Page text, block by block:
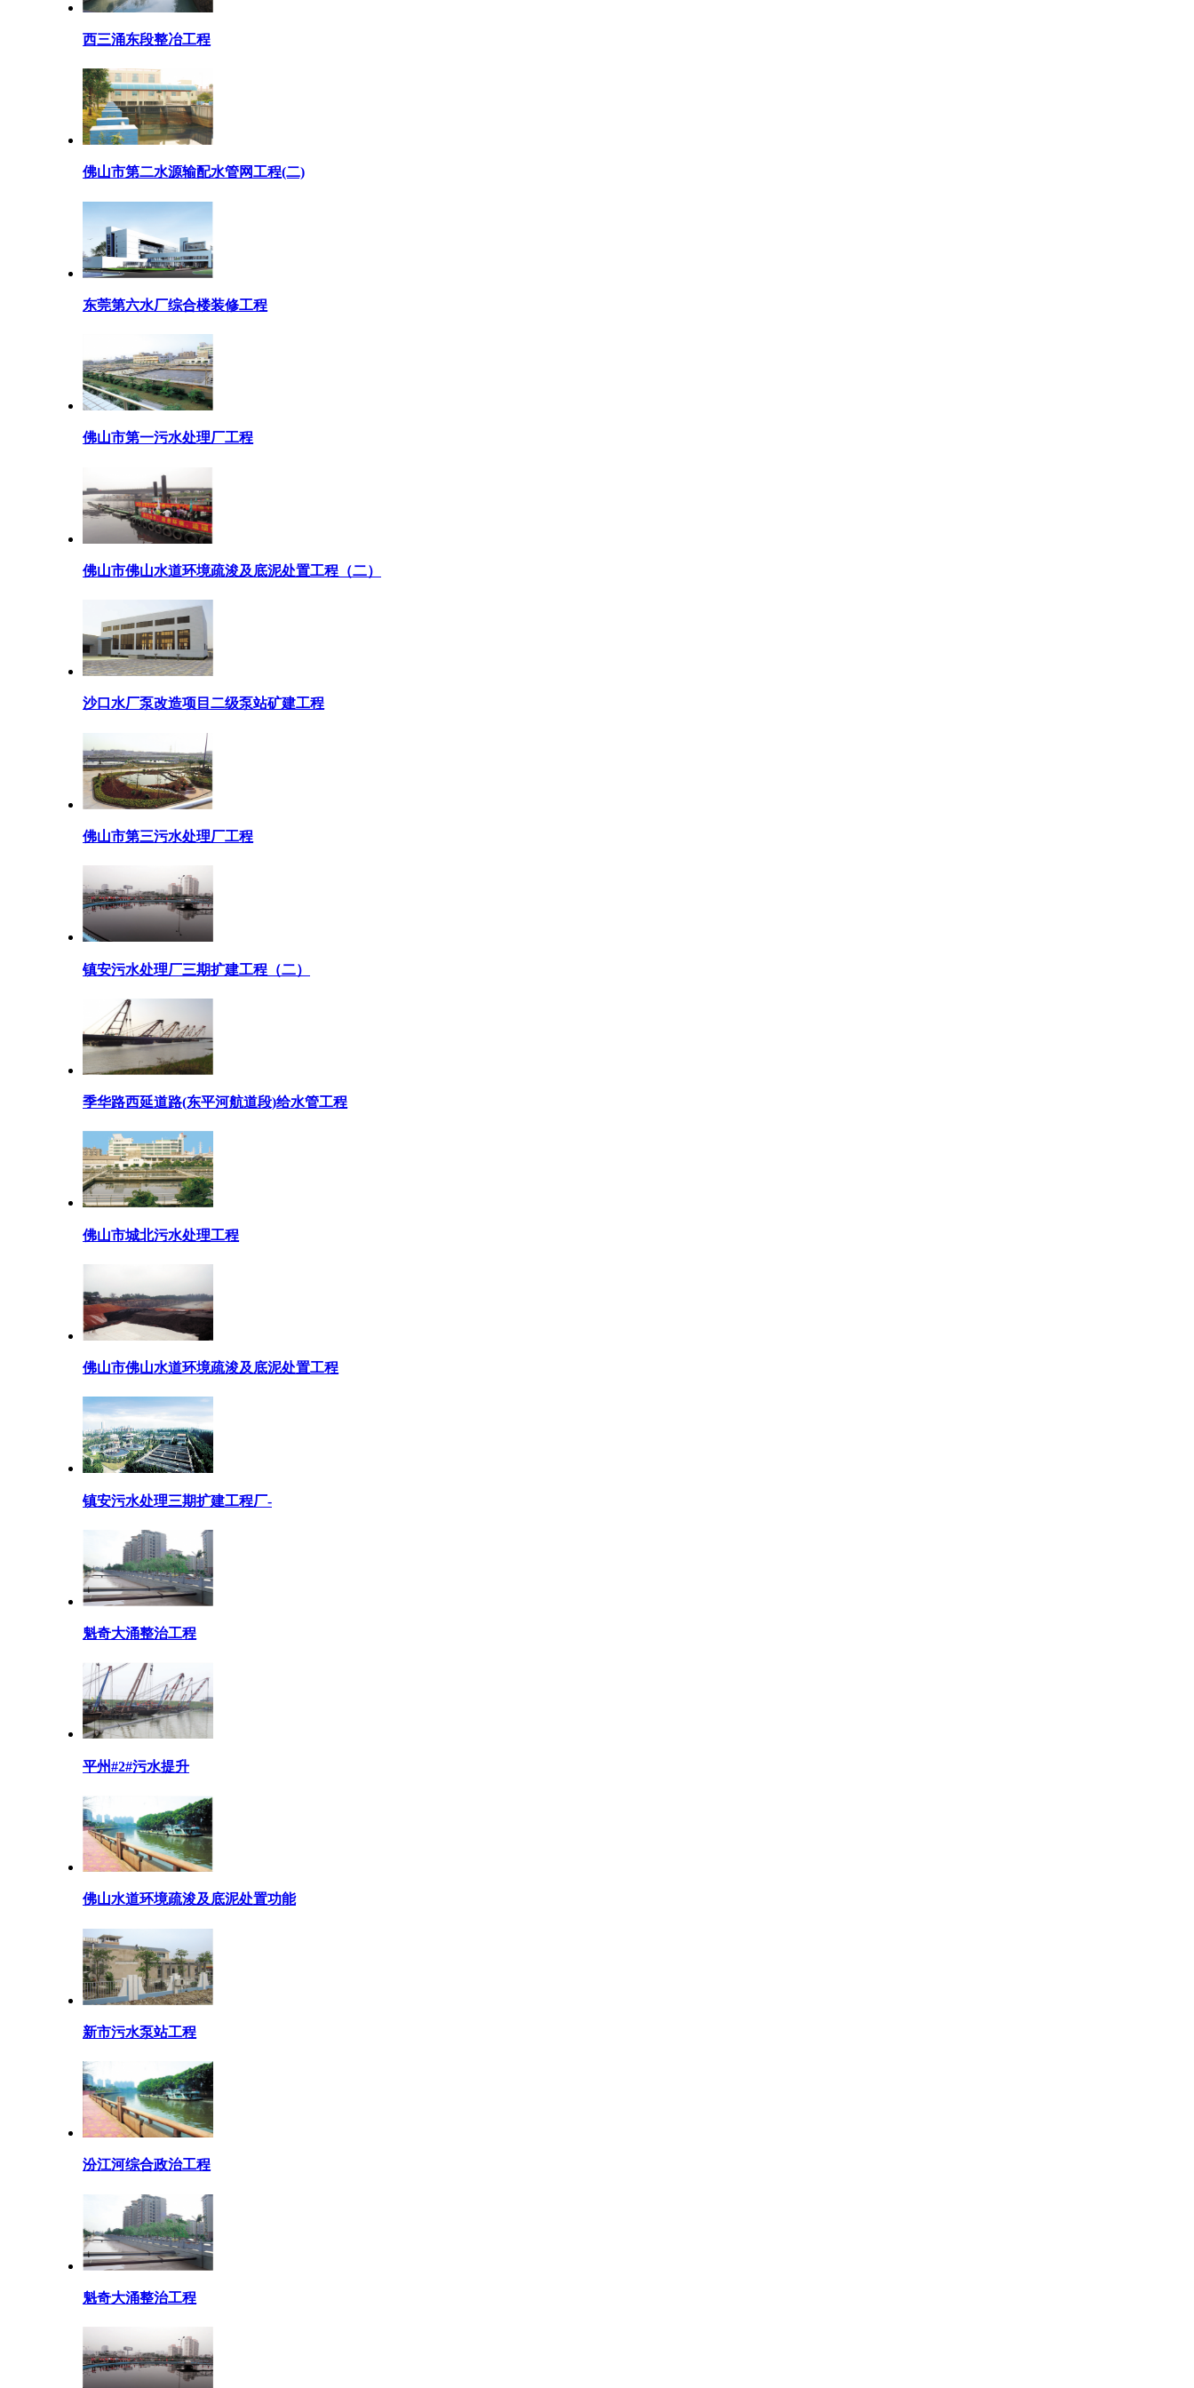
西三涌东段整冶工程
佛山市第二水源输配水管网工程(二)
东莞第六水厂综合楼装修工程
佛山市第一污水处理厂工程
佛山市佛山水道环境疏浚及底泥处置工程（二）
沙口水厂泵改造项目二级泵站矿建工程
佛山市第三污水处理厂工程
镇安污水处理厂三期扩建工程（二）
季华路西延道路(东平河航道段)给水管工程
佛山市城北污水处理工程
佛山市佛山水道环境疏浚及底泥处置工程
镇安污水处理三期扩建工程厂-
魁奇大涌整治工程
平州#2#污水提升
佛山水道环境疏浚及底泥处置功能
新市污水泵站工程
汾江河综合政治工程
魁奇大涌整治工程